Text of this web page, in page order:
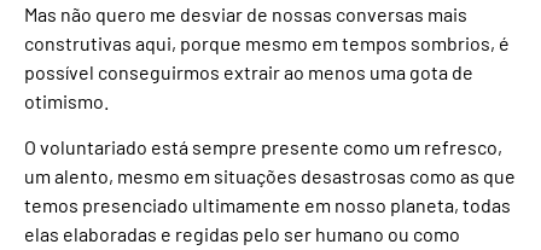
Mas não quero me desviar de nossas conversas mais
construtivas aqui, porque mesmo em tempos sombrios, é
possível conseguirmos extrair ao menos uma gota de
otimismo.
O voluntariado está sempre presente como um refresco,
um alento, mesmo em situações desastrosas como as que
temos presenciado ultimamente em nosso planeta, todas
elas elaboradas e regidas pelo ser humano ou como